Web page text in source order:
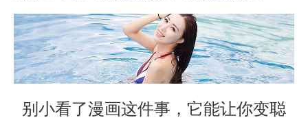
别小看了漫画这件事，它能让你变聪